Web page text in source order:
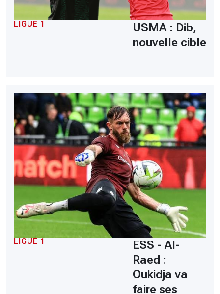
LIGUE 1
USMA : Dib,
nouvelle cible
LIGUE 1
ESS - Al-
Raed :
Oukidja va
faire ses